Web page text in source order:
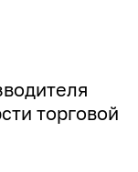
торговой